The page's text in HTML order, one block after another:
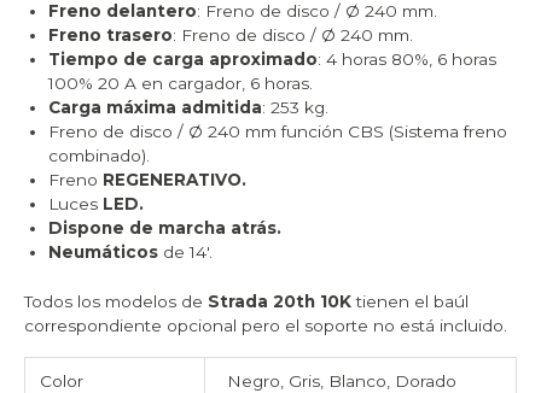
Freno delantero: Freno de disco / Ø 240 mm.
Freno trasero: Freno de disco / Ø 240 mm.
Tiempo de carga aproximado: 4 horas 80%, 6 horas
100% 20 A en cargador, 6 horas.
Carga máxima admitida: 253 kg.
Freno de disco / Ø 240 mm función CBS (Sistema freno
combinado).
Freno REGENERATIVO.
Luces LED.
Dispone de marcha atrás.
Neumáticos de 14′.
Todos los modelos de Strada 20th 10Ktienen el baúl
correspondiente opcional pero el soporte no está incluido.
Color Negro, Gris, Blanco, Dorado